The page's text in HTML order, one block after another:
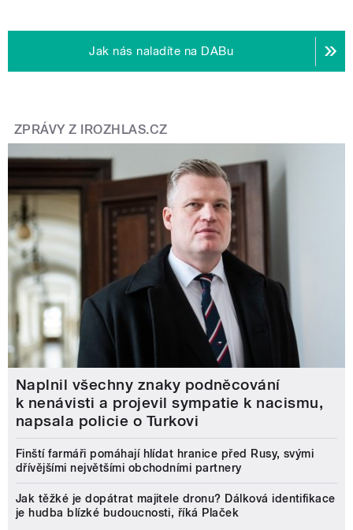
Jak nás naladíte na DABu
ZPRÁVY Z IROZHLAS.CZ
Naplnil všechny znaky podněcování
k nenávisti a projevil sympatie k nacismu,
napsala policie o Turkovi
Finští farmáři pomáhají hlídat hranice před Rusy, svými
dřívějšími největšími obchodními partnery
Jak těžké je dopátrat majitele dronu? Dálková identifikace
je hudba blízké budoucnosti, říká Plaček